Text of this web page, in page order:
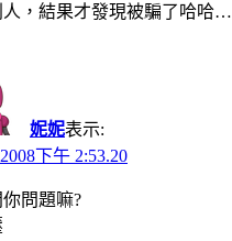
人，結果才發現被騙了哈哈…
妮妮表示:
下午 2:53.20
問題嘛?